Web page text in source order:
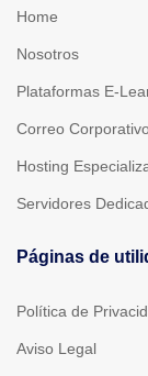
Home
Nosotros
Plataformas E-
Correo
Hosting
Servidores
Páginas de
Política de
Aviso Legal